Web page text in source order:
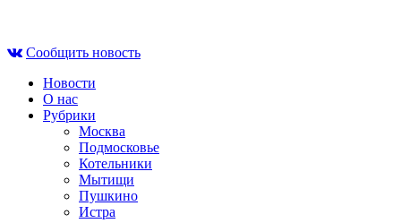
contentСообщить новость
Новости
О нас
Рубрики
Москва
Подмосковье
Котельники
Мытищи
Пушкино
Истра